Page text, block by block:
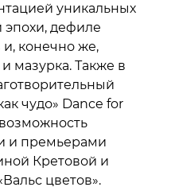
уникальных
эпохи, дефиле
конечно же,
мазурка. Также в
чудо» Dance for
и премьерами
Кретовой и
цветов».